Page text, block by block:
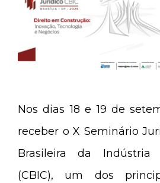
Nos dias 18 e 19 de
receber o X Seminário
Brasileira da Indústria
(CBIC), um dos